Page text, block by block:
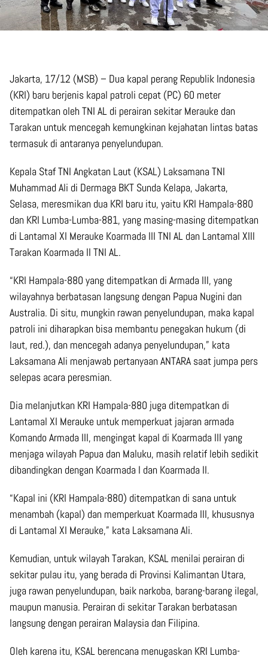
Jakarta, 17/12 (MSB) – Dua kapal perang Republik Indonesia
(KRI) baru berjenis kapal patroli cepat (PC) 60 meter
ditempatkan oleh TNI AL di perairan sekitar Merauke dan
Tarakan untuk mencegah kemungkinan kejahatan lintas batas
termasuk di antaranya penyelundupan.
Kepala Staf TNI Angkatan Laut (KSAL) Laksamana TNI
Muhammad Ali di Dermaga BKT Sunda Kelapa, Jakarta,
Selasa, meresmikan dua KRI baru itu, yaitu KRI Hampala-880
dan KRI Lumba-Lumba-881, yang masing-masing ditempatkan
di Lantamal XI Merauke Koarmada III TNI AL dan Lantamal XIII
Tarakan Koarmada II TNI AL.
“KRI Hampala-880 yang ditempatkan di Armada III, yang
wilayahnya berbatasan langsung dengan Papua Nugini dan
Australia. Di situ, mungkin rawan penyelundupan, maka kapal
patroli ini diharapkan bisa membantu penegakan hukum (di
laut, red.), dan mencegah adanya penyelundupan,” kata
Laksamana Ali menjawab pertanyaan ANTARA saat jumpa pers
selepas acara peresmian.
Dia melanjutkan KRI Hampala-880 juga ditempatkan di
Lantamal XI Merauke untuk memperkuat jajaran armada
Komando Armada III, mengingat kapal di Koarmada III yang
menjaga wilayah Papua dan Maluku, masih relatif lebih sedikit
dibandingkan dengan Koarmada I dan Koarmada II.
“Kapal ini (KRI Hampala-880) ditempatkan di sana untuk
menambah (kapal) dan memperkuat Koarmada III, khususnya
di Lantamal XI Merauke,” kata Laksamana Ali.
Kemudian, untuk wilayah Tarakan, KSAL menilai perairan di
sekitar pulau itu, yang berada di Provinsi Kalimantan Utara,
juga rawan penyelundupan, baik narkoba, barang-barang ilegal,
maupun manusia. Perairan di sekitar Tarakan berbatasan
langsung dengan perairan Malaysia dan Filipina.
Oleh karena itu, KSAL berencana menugaskan KRI Lumba-